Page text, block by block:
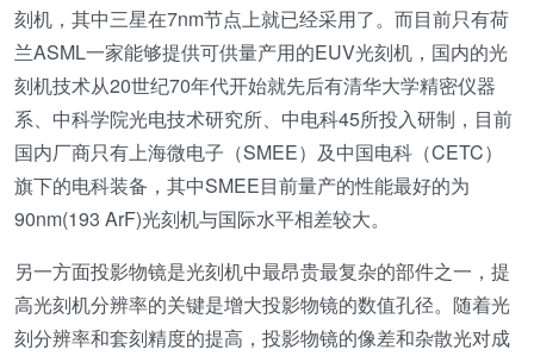
刻机，其中三星在7nm节点上就已经采用了。而目前只有荷
兰ASML一家能够提供可供量产用的EUV光刻机，国内的光
刻机技术从20世纪70年代开始就先后有清华大学精密仪器
系、中科学院光电技术研究所、中电科45所投入研制，目前
国内厂商只有上海微电子（SMEE）及中国电科（CETC）
旗下的电科装备，其中SMEE目前量产的性能最好的为
90nm(193 ArF)光刻机与国际水平相差较大。
另一方面投影物镜是光刻机中最昂贵最复杂的部件之一，提
高光刻机分辨率的关键是增大投影物镜的数值孔径。随着光
刻分辨率和套刻精度的提高，投影物镜的像差和杂散光对成